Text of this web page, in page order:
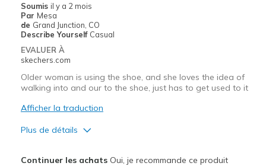
Soumis il y a 2 mois
Par Mesa
de Grand Junction, CO
Describe Yourself Casual
EVALUER À
skechers.com
Older woman is using the shoe, and she loves the idea of
walking into and our to the shoe, just has to get used to it
Afficher la traduction
Plus de détails
Continuer les achatsOui, je recommande ce produit